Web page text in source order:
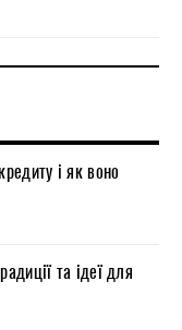
і як воно
та ідеї для